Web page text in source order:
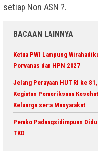
setiap Non ASN ?.
BACAAN LAINNYA
Ketua PWI Lampung
Porwanas dan HPN 2027
Jelang Perayaan HUT RI ke
Kegiatan Pemeriksaan
Keluarga serta Masyarakat
Pemko Padangsidimpuan
TKD